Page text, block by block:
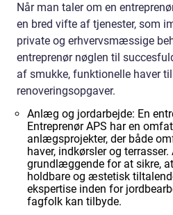
Når man taler om en
en bred vifte af tjenester, som
private og erhvervsmæssige
entreprenør nøglen til
af smukke, funktionelle haver
renoveringsopgaver.
Anlæg og jordarbejde: En
Entreprenør APS har en
anlægsprojekter, der både
haver, indkørsler og
grundlæggende for at sikre,
holdbare og æstetisk
ekspertise inden for
fagfolk kan tilbyde.